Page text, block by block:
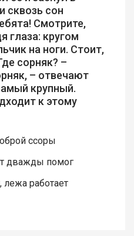
сквозь сон
Смотрите,
глаза: кругом
на ноги. Стоит,
сорняк? –
– отвечают
крупный.
к этому
ссоры
дважды помог
работает